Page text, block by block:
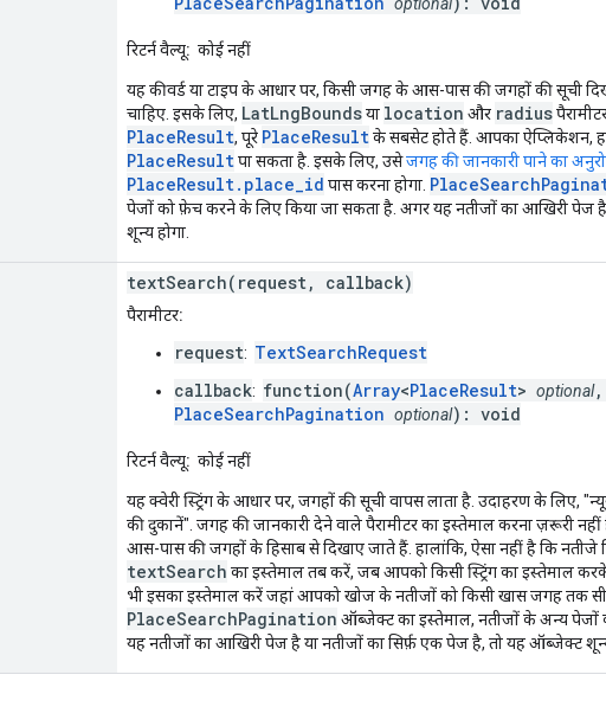
रिटर्न वैल्यू: कोई नहीं
यह कीवर्ड या टाइप के आधार पर, किसी जगह के आस-पास की जगहों की सूची
चाहिए. इसके लिए, LatLngBoundsया location और radius
PlaceResult, पूरे PlaceResultके सबसेट होते हैं. आपका ऐप्लिकेशन,
PlaceResultपा सकता है. इसके लिए, उसेजगह की जानकारी पाने का
PlaceResult.place_id पास करना होगा.
पेजों को फ़ेच करने के लिए किया जा सकता है. अगर यह नतीजों का आखिरी पेज
शून्य होगा.
textSearch(request, callback)
पैरामीटर:
request: TextSearchRequest
callback: function(Array<PlaceResult> optional,
PlaceSearchPagination optional): void
रिटर्न वैल्यू: कोई नहीं
यह क्वेरी स्ट्रिंग के आधार पर, जगहों की सूची वापस लाता है. उदाहरण के लिए,
की दुकानें". जगह की जानकारी देने वाले पैरामीटर का इस्तेमाल करना ज़रूरी
आस-पास की जगहों के हिसाब से दिखाए जाते हैं. हालांकि, ऐसा नहीं है कि नतीजे
textSearch का इस्तेमाल तब करें, जब आपको किसी स्ट्रिंग का इस्तेमाल
भी इसका इस्तेमाल करें जहां आपको खोज के नतीजों को किसी खास जगह तक
PlaceSearchPagination ऑब्जेक्ट का इस्तेमाल, नतीजों के अन्य
यह नतीजों का आखिरी पेज है या नतीजों का सिर्फ़ एक पेज है, तो यह ऑब्जेक्ट शून्य